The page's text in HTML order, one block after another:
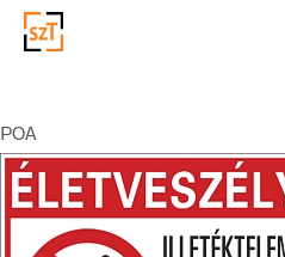
POA